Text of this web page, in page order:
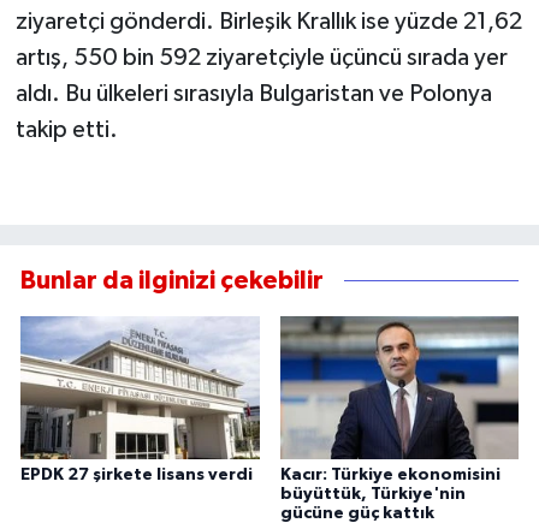
ziyaretçi gönderdi. Birleşik Krallık ise yüzde 21,62
artış, 550 bin 592 ziyaretçiyle üçüncü sırada yer
aldı. Bu ülkeleri sırasıyla Bulgaristan ve Polonya
takip etti.
Bunlar da ilginizi çekebilir
EPDK 27 şirkete lisans verdi
Kacır: Türkiye ekonomisini
büyüttük, Türkiye'nin
gücüne güç kattık